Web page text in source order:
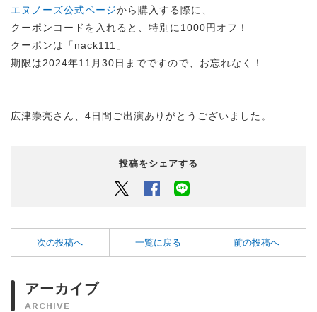
エヌノーズ公式ページから購入する際に、
クーポンコードを入れると、特別に1000円オフ！
クーポンは「nack111」
期限は2024年11月30日までですので、お忘れなく！
広津崇亮さん、4日間ご出演ありがとうございました。
投稿をシェアする
Twitter Facebook
次の投稿へ 一覧に戻る 前の投稿へ
アーカイブ
ARCHIVE